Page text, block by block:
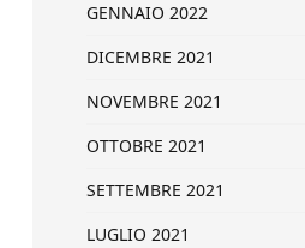
GENNAIO 2022
DICEMBRE 2021
NOVEMBRE 2021
OTTOBRE 2021
SETTEMBRE 2021
LUGLIO 2021